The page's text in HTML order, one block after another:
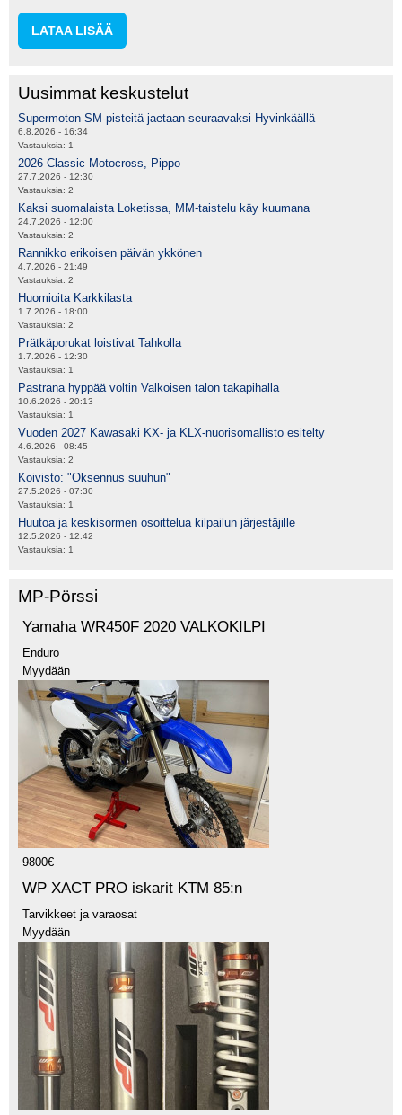
LATAA LISÄÄ
Uusimmat keskustelut
Supermoton SM-pisteitä jaetaan seuraavaksi Hyvinkäällä
6.8.2026 - 16:34
Vastauksia: 1
2026 Classic Motocross, Pippo
27.7.2026 - 12:30
Vastauksia: 2
Kaksi suomalaista Loketissa, MM-taistelu käy kuumana
24.7.2026 - 12:00
Vastauksia: 2
Rannikko erikoisen päivän ykkönen
4.7.2026 - 21:49
Vastauksia: 2
Huomioita Karkkilasta
1.7.2026 - 18:00
Vastauksia: 2
Prätkäporukat loistivat Tahkolla
1.7.2026 - 12:30
Vastauksia: 1
Pastrana hyppää voltin Valkoisen talon takapihalla
10.6.2026 - 20:13
Vastauksia: 1
Vuoden 2027 Kawasaki KX- ja KLX-nuorisomallisto esitelty
4.6.2026 - 08:45
Vastauksia: 2
Koivisto: "Oksennus suuhun"
27.5.2026 - 07:30
Vastauksia: 1
Huutoa ja keskisormen osoittelua kilpailun järjestäjille
12.5.2026 - 12:42
Vastauksia: 1
MP-Pörssi
Yamaha WR450F 2020 VALKOKILPI
Enduro
Myydään
9800€
WP XACT PRO iskarit KTM 85:n
Tarvikkeet ja varaosat
Myydään